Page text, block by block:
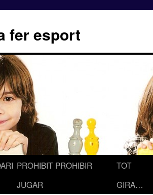
fer esport
PROHIBIT PROHIBIR
JUGAR
TOT
GIRA…